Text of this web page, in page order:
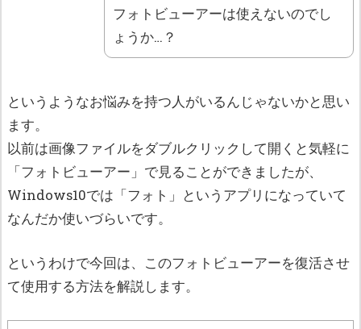
フォトビューアーは使えないのでし
ょうか…？
というようなお悩みを持つ人がいるんじゃないかと思い
ます。
以前は画像ファイルをダブルクリックして開くと気軽に
「フォトビューアー」で見ることができましたが、
Windows10では「フォト」というアプリになっていて
なんだか使いづらいです。
というわけで今回は、このフォトビューアーを復活させ
て使用する方法を解説します。